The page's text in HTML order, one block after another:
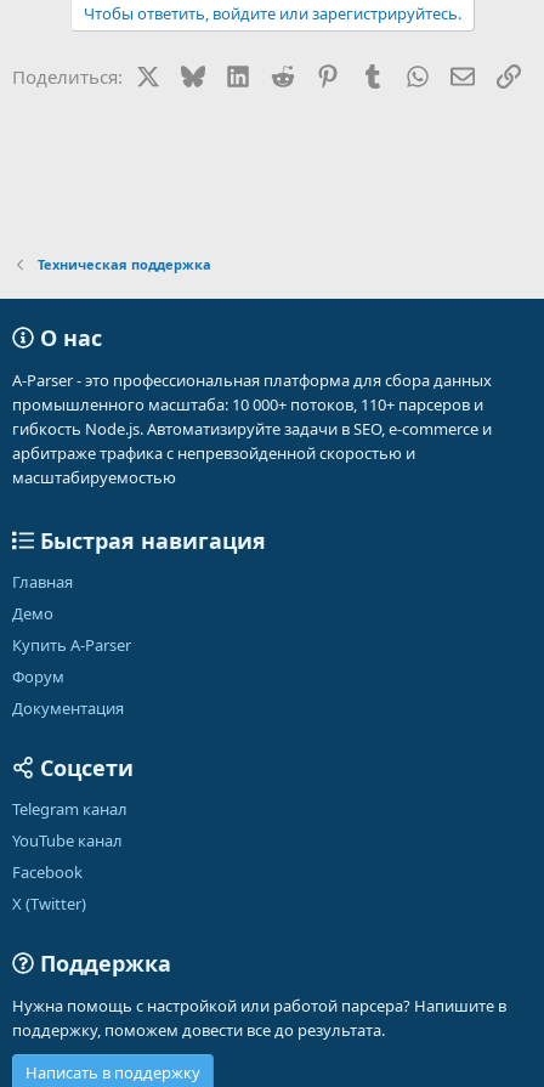
и
Чтобы ответить, войдите или зарегистрируйтесь.
Поделиться: BlueskyLinkedIn
Reddit PinterestTumblr WhatsApp
Техническая поддержка
О нас
A-Parser - это профессиональная платформа для сбора данных
промышленного масштаба: 10 000+ потоков, 110+ парсеров и
гибкость Node.js. Автоматизируйте задачи в SEO, e-commerce и
арбитраже трафика с непревзойденной скоростью и
масштабируемостью
Быстрая навигация
Главная
Демо
Купить A-Parser
Форум
Документация
Соцсети
Telegram канал
YouTube канал
Facebook
X (Twitter)
Поддержка
Нужна помощь с настройкой или работой парсера? Напишите в
поддержку, поможем довести все до результата.
Написать в поддержку